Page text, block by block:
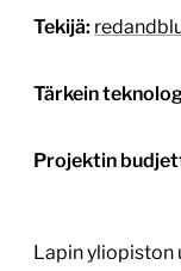
Tekijä:
Tärkein
Projektin
Lapin yliopiston